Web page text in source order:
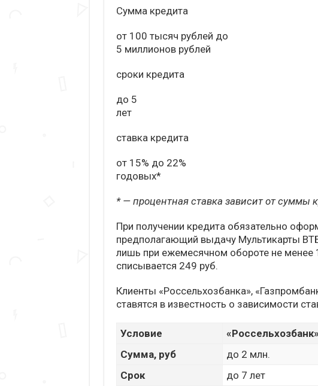
Сумма кредита
от 100 тысяч рублей до
5 миллионов рублей
сроки кредита
до 5
лет
ставка кредита
от 15% до 22%
годовых*
* — процентная ставка зависит от суммы
При получении кредита обязательно
предполагающий выдачу Мультикарты
лишь при ежемесячном обороте не менее
списывается 249 руб.
Клиенты «Россельхозбанка»,
ставятся в известность о зависимости
Условие «Россельхозбанк»
Сумма, руб
до 2 млн.
Срок
до 7 лет